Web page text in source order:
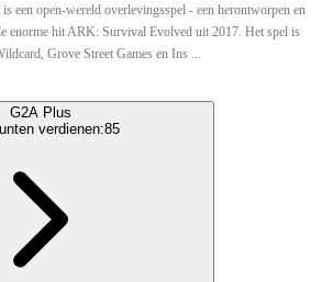
een open-wereld overlevingsspel - een herontworpen en
enorme hit ARK: Survival Evolved uit 2017. Het spel is
Grove Street Games en Ins ...
G2A Plus
verdienen:85